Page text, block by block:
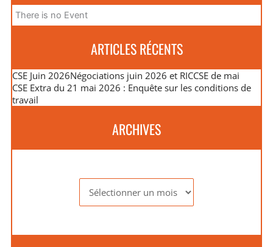
There is no Event
ARTICLES RÉCENTS
CSE Juin 2026Négociations juin 2026 et RICCSE de mai
CSE Extra du 21 mai 2026 : Enquête sur les conditions de
travail
ARCHIVES